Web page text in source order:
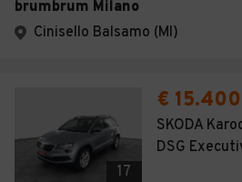
brumbrum Milano
Cinisello Balsamo (MI)
17
€ 15.400
SKODA
DSG